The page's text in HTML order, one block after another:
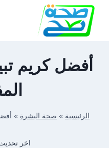
التجاوز
المحتوى
أفضل كريم
الرئيسية » صحة البشرة »
اخر